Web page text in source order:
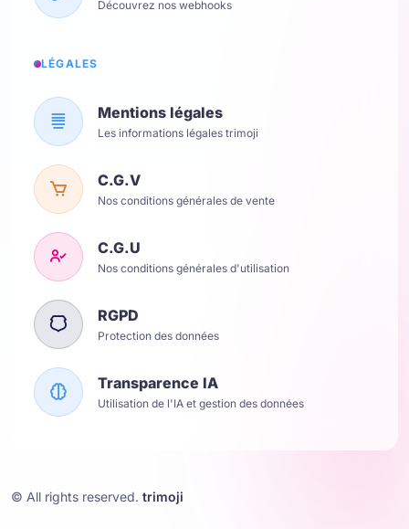
Découvrez nos webhooks
LÉGALES
Mentions légales
Les informations légales trimoji
C.G.V
Nos conditions générales de vente
C.G.U
Nos conditions générales d'utilisation
RGPD
Protection des données
Transparence IA
Utilisation de l'IA et gestion des données
© All rights reserved. trimoji